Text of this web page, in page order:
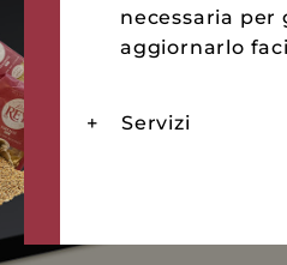
necessaria per
aggiornarlo
Servizi